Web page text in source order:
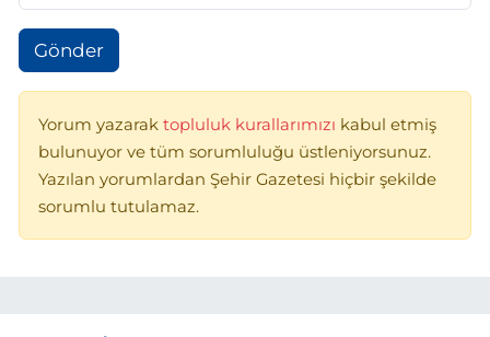
Gönder
Yorum yazarak topluluk kurallarımızı kabul etmiş
bulunuyor ve tüm sorumluluğu üstleniyorsunuz.
Yazılan yorumlardan Şehir Gazetesi hiçbir şekilde
sorumlu tutulamaz.